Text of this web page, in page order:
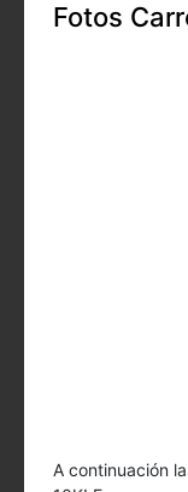
Fotos
A continuación